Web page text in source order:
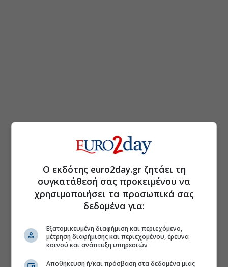
Ο εκδότης euro2day.gr ζητάει τη
συγκατάθεσή σας προκειμένου να
χρησιμοποιήσει τα προσωπικά σας
δεδομένα για:
Εξατομικευμένη διαφήμιση και περιεχόμενο,
μέτρηση διαφήμισης και περιεχομένου, έρευνα
κοινού και ανάπτυξη υπηρεσιών
Αποθήκευση ή/και πρόσβαση στα δεδομένα μιας